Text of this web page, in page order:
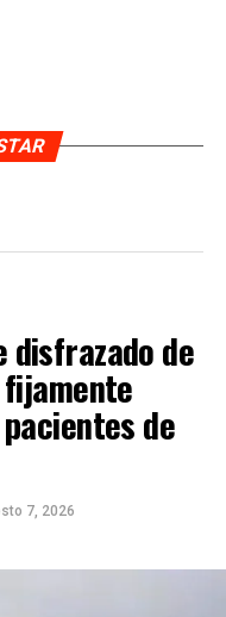
disfrazado de
de
7, 2026